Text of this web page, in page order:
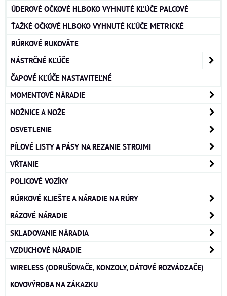
ÚDEROVÉ OČKOVÉ HLBOKO VYHNUTÉ KĽÚČE PALCOVÉ
ŤAŽKÉ OČKOVÉ HLBOKO VYHNUTÉ KĽÚČE METRICKÉ
RÚRKOVÉ RUKOVÄTE
NÁSTRČNÉ KĽÚČE
ČAPOVÉ KĽÚČE NASTAVITEĽNÉ
MOMENTOVÉ NÁRADIE
NOŽNICE A NOŽE
OSVETLENIE
PÍLOVÉ LISTY A PÁSY NA REZANIE STROJMI
VŔTANIE
POLICOVÉ VOZÍKY
RÚRKOVÉ KLIEŠTE A NÁRADIE NA RÚRY
RÁZOVÉ NÁRADIE
SKLADOVANIE NÁRADIA
VZDUCHOVÉ NÁRADIE
WIRELESS (ODRUŠOVAČE, KONZOLY, DÁTOVÉ ROZVÁDZAČE)
KOVOVÝROBA NA ZÁKAZKU